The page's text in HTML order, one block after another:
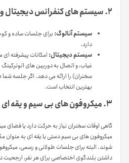
۲. سیستم های کنفرانس دیجیتال و آنالوگ
سیستم آنالوگ: برای جلسات ساده و
دارد.
سیستم دیجیتال: امکانات پیشرفته ای
غیاب، و اتصال به دوربین های
سخنران) را ارائه می دهد. اگر جلسه
بهترین انتخاب است.
۳. میکروفون های بی سیم و یقه ای
گاهی اوقات سخنران نیاز به حرکت دارد یا فضای
میکروفون های بی سیم دستی یا یقه ای به عنوان
شوند. البته برای جلسات طولانی و رسمی،
داشتن بلندگوی اختصاصی برای هر نفر، ارجحیت